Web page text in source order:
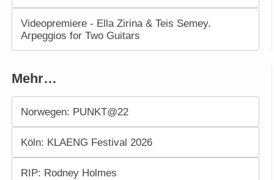
Videopremiere - Ella Zirina & Teis Semey.
Arpeggios for Two Guitars
Mehr…
Norwegen: PUNKT@22
Köln: KLAENG Festival 2026
RIP: Rodney Holmes